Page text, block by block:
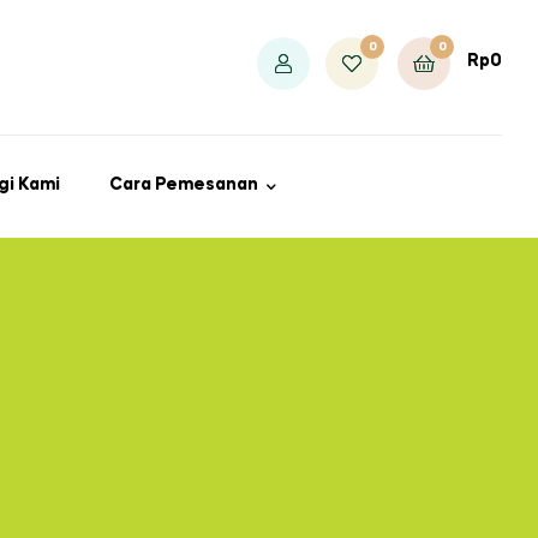
0 0
Rp0
Kami Cara Pemesanan